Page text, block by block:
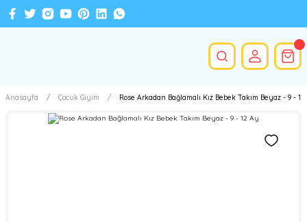
Anasayfa Çocuk Giyim Rose Arkadan Bağlamalı Kız Bebek Takım Beyaz - 9 -